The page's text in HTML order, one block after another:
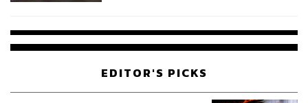
EDITOR'S PICKS